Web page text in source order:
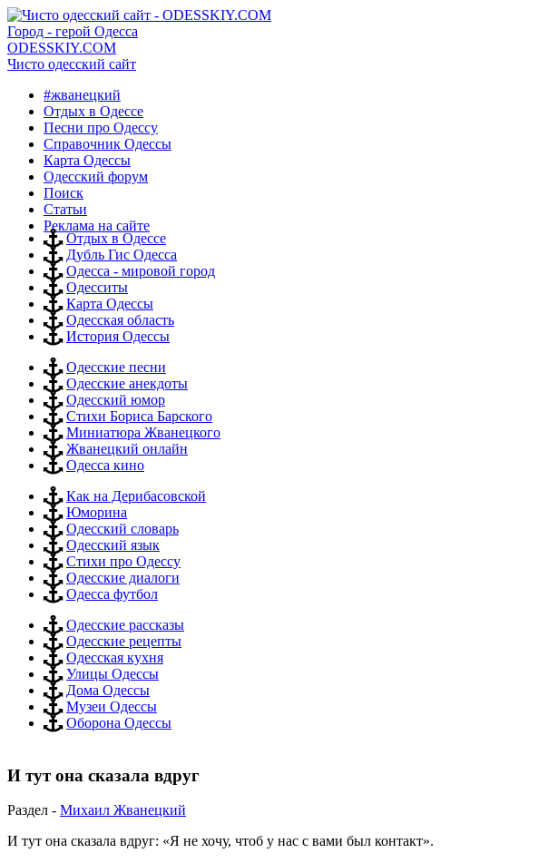
Город - герой Одесса
ODESSKIY.COM
Чисто одесский сайт
#жванецкий
Отдых в Одессе
Песни про Одессу
Справочник Одессы
Карта Одессы
Одесский форум
Поиск
Статьи
Реклама на сайте
Отдых в Одессе
Дубль Гис Одесса
Одесса - мировой город
Одесситы
Карта Одессы
Одесская область
История Одессы
Одесские песни
Одесские анекдоты
Одесский юмор
Стихи Бориса Барского
Миниатюра Жванецкого
Жванецкий онлайн
Одесса кино
Как на Дерибасовской
Юморина
Одесский словарь
Одесский язык
Стихи про Одессу
Одесские диалоги
Одесса футбол
Одесские рассказы
Одесские рецепты
Одесская кухня
Улицы Одессы
Дома Одессы
Музеи Одессы
Оборона Одессы
И тут она сказала вдруг
Раздел - Михаил Жванецкий
И тут она сказала вдруг: «Я не хочу, чтоб у нас с вами был контакт».